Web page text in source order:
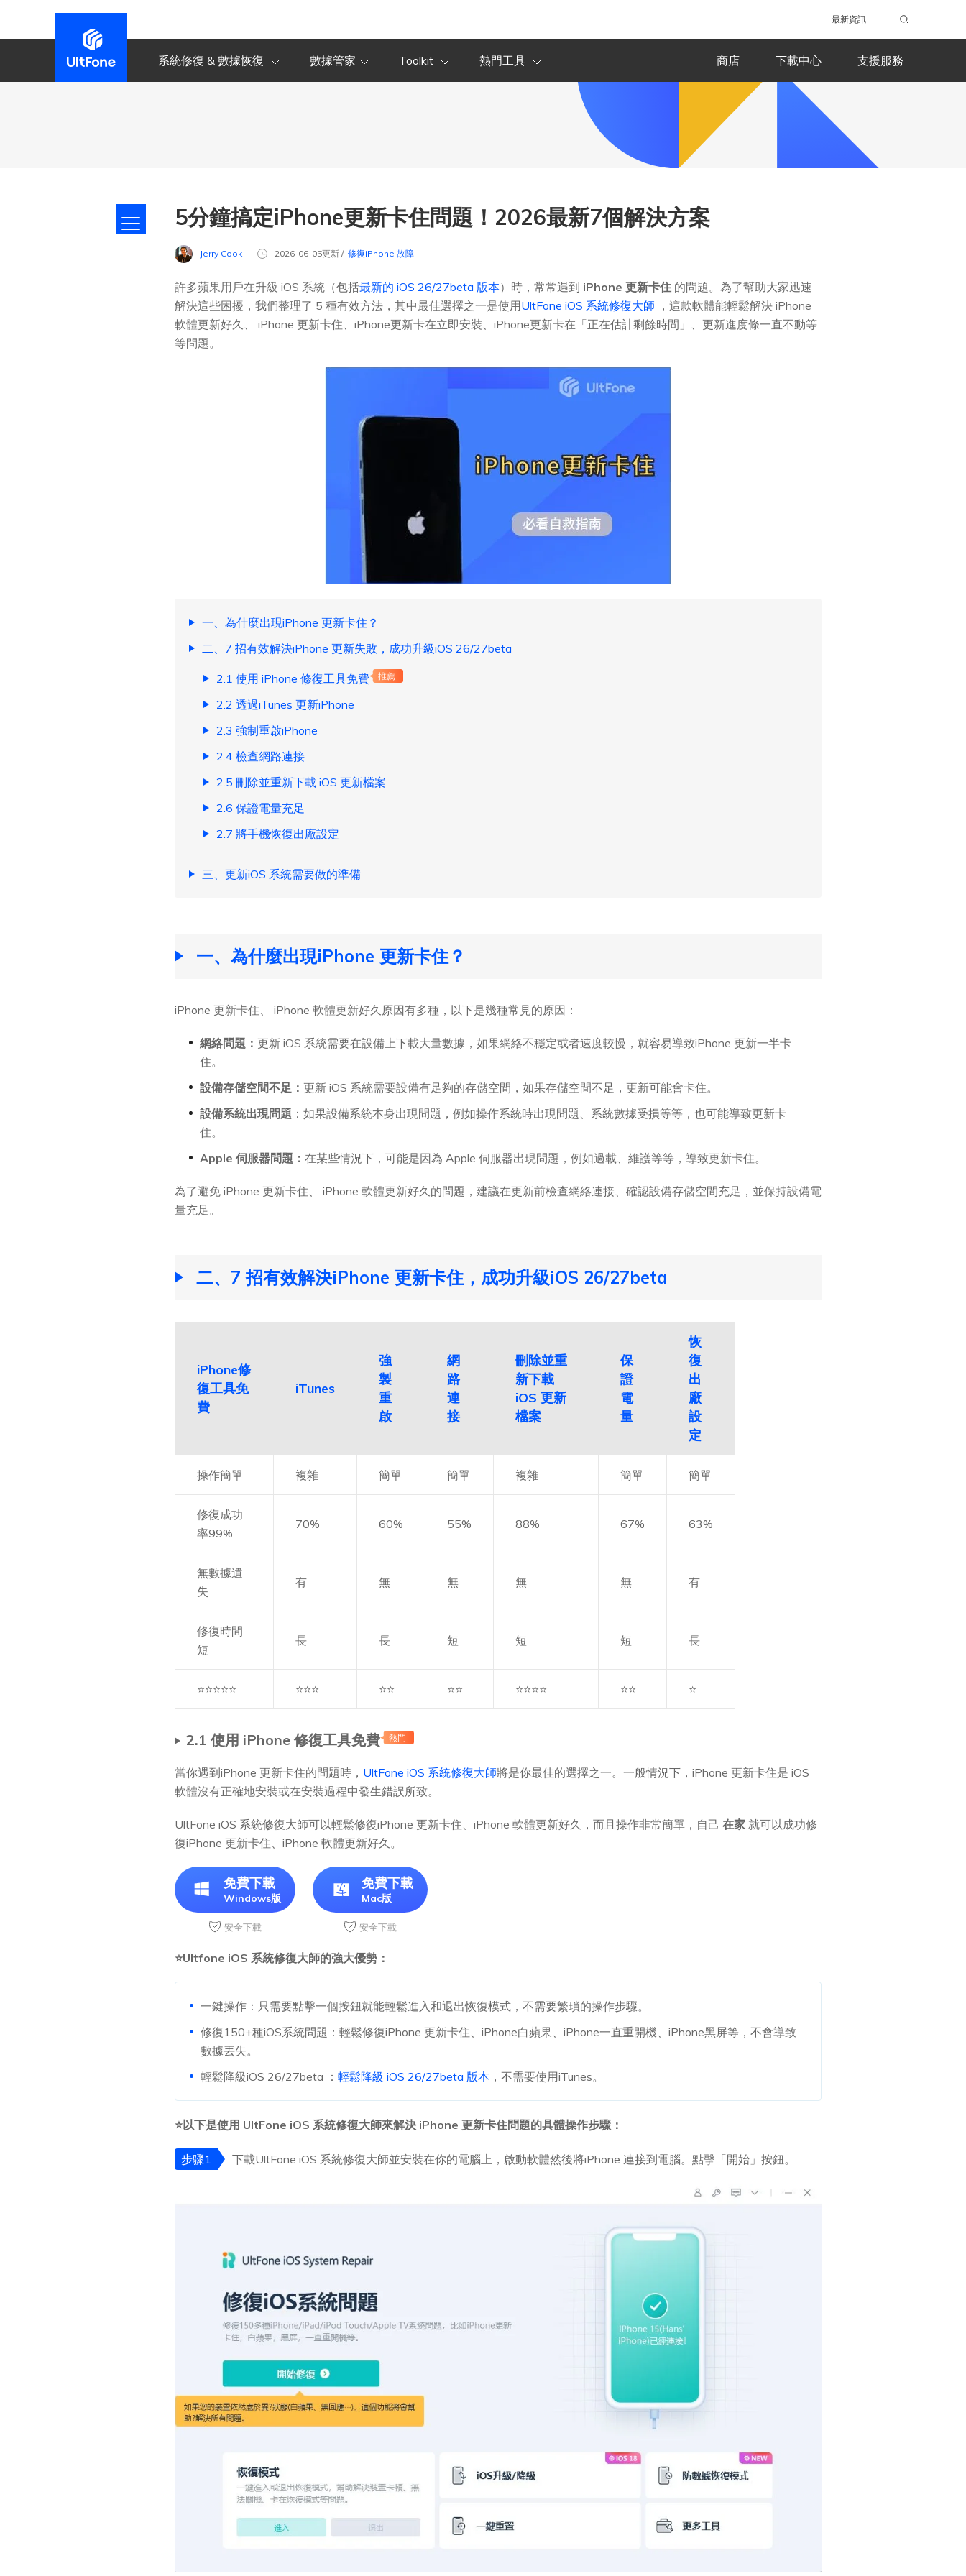
最新資訊
系統修復 & 數據恢復 數據管家 Toolkit 熱門工具 商店 下載中心 支援服務
5分鐘搞定iPhone更新卡住問題！2026最新7個解決方案
Jerry Cook 2026-06-05更新 / 修復iPhone 故障
許多蘋果用戶在升級 iOS 系統（包括最新的 iOS 26/27beta 版本）時，常常遇到 iPhone 更新卡住 的問題。為了幫助大家迅速
解決這些困擾，我們整理了 5 種有效方法，其中最佳選擇之一是使用UltFone iOS 系統修復大師 ，這款軟體能輕鬆解決 iPhone
軟體更新好久、 iPhone 更新卡住、iPhone更新卡在立即安裝、iPhone更新卡在「正在估計剩餘時間」、更新進度條一直不動等
等問題。
一、為什麼出現iPhone 更新卡住？
二、7 招有效解決iPhone 更新失敗，成功升級iOS 26/27beta
2.1 使用 iPhone 修復工具免費 推薦
2.2 透過iTunes 更新iPhone
2.3 強制重啟iPhone
2.4 檢查網路連接
2.5 刪除並重新下載 iOS 更新檔案
2.6 保證電量充足
2.7 將手機恢復出廠設定
三、更新iOS 系統需要做的準備
一、為什麼出現iPhone 更新卡住？
iPhone 更新卡住、 iPhone 軟體更新好久原因有多種，以下是幾種常見的原因：
網絡問題： 更新 iOS 系統需要在設備上下載大量數據，如果網絡不穩定或者速度較慢，就容易導致iPhone 更新一半卡
住。
設備存儲空間不足： 更新 iOS 系統需要設備有足夠的存儲空間，如果存儲空間不足，更新可能會卡住。
設備系統出現問題 ：如果設備系統本身出現問題，例如操作系統時出現問題、系統數據受損等等，也可能導致更新卡
住。
Apple 伺服器問題： 在某些情況下，可能是因為 Apple 伺服器出現問題，例如過載、維護等等，導致更新卡住。
為了避免 iPhone 更新卡住、 iPhone 軟體更新好久的問題，建議在更新前檢查網絡連接、確認設備存儲空間充足，並保持設備電
量充足。
二、7 招有效解決iPhone 更新卡住，成功升級iOS 26/27beta
iPhone修
復工具免
費
iTunes
強
製
重
啟
網
路
連
接
刪除並重
新下載
iOS 更新
檔案
保
證
電
量
恢
復
出
廠
設
定
操作簡單 複雜 簡單 簡單 複雜 簡單 簡單
修復成功
率99%
70% 60% 55% 88% 67% 63%
無數據遺
失
有 無 無 無 無 有
修復時間
短
長 長 短 短 短 長
⭐⭐⭐⭐⭐ ⭐⭐⭐ ⭐⭐ ⭐⭐ ⭐⭐⭐⭐ ⭐⭐ ⭐
2.1 使用 iPhone 修復工具免費 熱門
當你遇到iPhone 更新卡住的問題時， UltFone iOS 系統修復大師將是你最佳的選擇之一。一般情況下，iPhone 更新卡住是 iOS
軟體沒有正確地安裝或在安裝過程中發生錯誤所致。
UltFone iOS 系統修復大師可以輕鬆修復iPhone 更新卡住、iPhone 軟體更新好久，而且操作非常簡單，自己 在家 就可以成功修
復iPhone 更新卡住、iPhone 軟體更新好久。
免費下載
Windows版
安全下載
免費下載
Mac版
安全下載
⭐Ultfone iOS 系統修復大師的強大優勢：
一鍵操作：只需要點擊一個按鈕就能輕鬆進入和退出恢復模式，不需要繁瑣的操作步驟。
修復150+種iOS系統問題：輕鬆修復iPhone 更新卡住、iPhone白蘋果、iPhone一直重開機、iPhone黑屏等，不會導致
數據丟失。
輕鬆降級iOS 26/27beta ： 輕鬆降級 iOS 26/27beta 版本 ，不需要使用iTunes。
⭐以下是使用 UltFone iOS 系統修復大師來解決 iPhone 更新卡住問題的具體操作步驟：
步骤1 下載UltFone iOS 系統修復大師並安裝在你的電腦上，啟動軟體然後將iPhone 連接到電腦。點擊「開始」按鈕。